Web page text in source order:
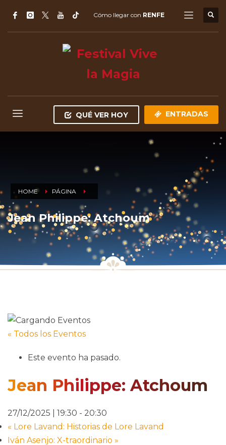
Cómo llegar con RENFE
QUÉ VER HOY ENTRADAS
HOME PÁGINA
Jean Philippe: Atchoum
« Todos los Eventos
Este evento ha pasado.
Jean Philippe: Atchoum
27/12/2025 | 19:30 - 20:30
« Lore Lavand: Historias de Lore Lavand
Iván Asenjo: X-traordinario »